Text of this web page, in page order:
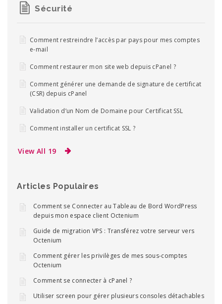
Sécurité
Comment restreindre l’accès par pays pour mes comptes
e-mail
Comment restaurer mon site web depuis cPanel ?
Comment générer une demande de signature de certificat
(CSR) depuis cPanel
Validation d’un Nom de Domaine pour Certificat SSL
Comment installer un certificat SSL ?
View All 19
Articles Populaires
Comment se Connecter au Tableau de Bord WordPress
depuis mon espace client Octenium
Guide de migration VPS : Transférez votre serveur vers
Octenium
Comment gérer les privilèges de mes sous-comptes
Octenium
Comment se connecter à cPanel ?
Utiliser screen pour gérer plusieurs consoles détachables